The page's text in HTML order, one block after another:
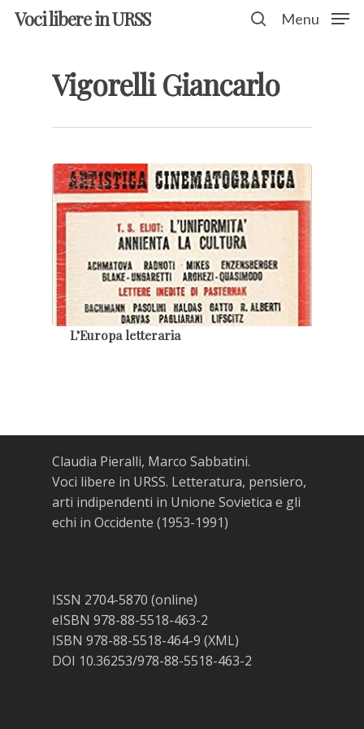
Hit enter to search or ESC to close
Voci libere in URSS Menu
Vigorelli Giancarlo
L’Europa letteraria
Claudia Pieralli, Marco Sabbatini.
Voci libere in URSS. Letteratura, pensiero,
arti indipendenti in Unione Sovietica e gli
echi in Occidente (1953-1991)
ISSN 2704-5870 (online)
eISBN 978-88-5518-463-2
ISBN 978-88-5518-464-9 (XML)
DOI 10.36253/978-88-5518-463-2